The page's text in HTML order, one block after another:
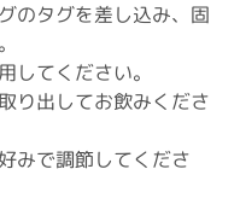
のタグを差し込み、固
てください。
り出してお飲みくださ
みで調節してくださ